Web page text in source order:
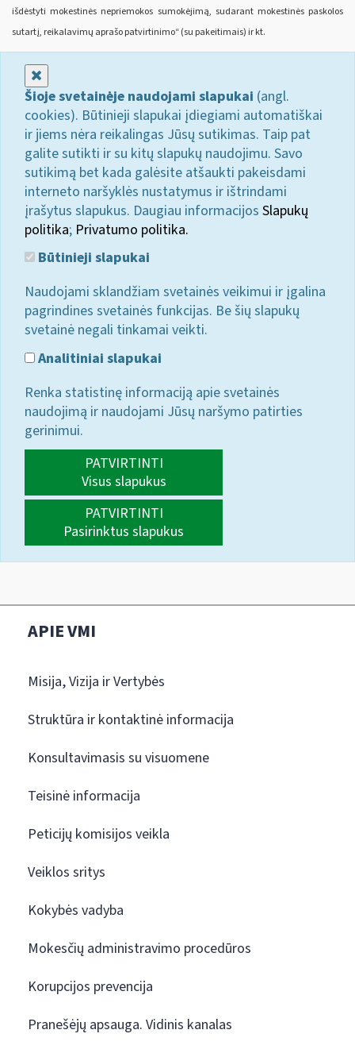
išdėstyti mokestinės nepriemokos sumokėjimą, sudarant mokestinės paskolos
sutartį, reikalavimų aprašo patvirtinimo“ (su pakeitimais) ir kt.
Šioje svetainėje naudojami slapukai (angl.
cookies). Būtinieji slapukai įdiegiami automatiškai
ir jiems nėra reikalingas Jūsų sutikimas. Taip pat
galite sutikti ir su kitų slapukų naudojimu. Savo
sutikimą bet kada galėsite atšaukti pakeisdami
interneto naršyklės nustatymus ir ištrindami
įrašytus slapukus. Daugiau informacijos Slapukų
politika; Privatumo politika.
Būtinieji slapukai
Naudojami sklandžiam svetainės veikimui ir įgalina
pagrindines svetainės funkcijas. Be šių slapukų
svetainė negali tinkamai veikti.
Analitiniai slapukai
Renka statistinę informaciją apie svetainės
naudojimą ir naudojami Jūsų naršymo patirties
gerinimui.
PATVIRTINTI
Visus slapukus
PATVIRTINTI
Pasirinktus slapukus
APIE VMI
Misija, Vizija ir Vertybės
Struktūra ir kontaktinė informacija
Konsultavimasis su visuomene
Teisinė informacija
Peticijų komisijos veikla
Veiklos sritys
Kokybės vadyba
Mokesčių administravimo procedūros
Korupcijos prevencija
Pranešėjų apsauga. Vidinis kanalas